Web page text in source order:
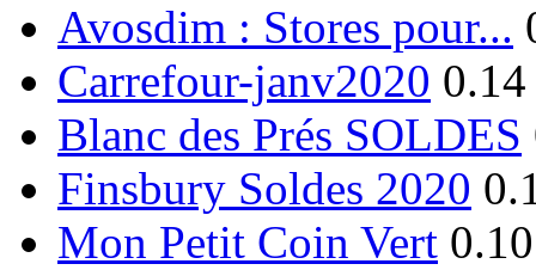
Avosdim : Stores pour...
Carrefour-janv2020
Blanc des Prés SOLDES
Finsbury Soldes 2020
Mon Petit Coin Vert